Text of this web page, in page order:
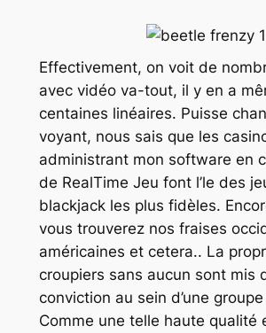
Effectivement, on voit de
avec vidéo va-tout, il y en a
centaines linéaires. Puisse
voyant, nous sais que les
administrant mon software en
de RealTime Jeu font l’le des
blackjack les plus fidèles.
vous trouverez nos fraises
américaines et cetera.. La
croupiers sans aucun sont mis
conviction au sein d’une
Comme une telle haute qualité